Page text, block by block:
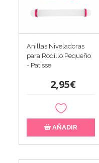
Anillas Niveladoras
para Rodillo Pequeño
- Patisse
2,95€
AÑADIR